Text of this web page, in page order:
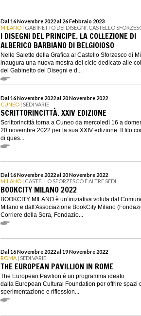
Dal 16 Novembre 2022 al 26 Febbraio 2023
MILANO | GABINETTO DEI DISEGNI, CASTELLO
I DISEGNI DEL PRINCIPE. LA COLLEZIONE DI
ALBERICO BARBIANO DI BELGIOIOSO
Nelle Salette della Grafica al Castello Sforzesco di
inaugura una nuova mostra del ciclo dedicato alle
del Gabinetto dei Disegni e d...
Dal 16 Novembre 2022 al 20 Novembre 2022
CUNEO | SEDI VARIE
SCRITTORINCITTÀ. XXIV EDIZIONE
Scrittorincittà torna a Cuneo da mercoledì 16 a
20 novembre 2022 per la sua XXIV edizione. Il filo
di ques...
Dal 16 Novembre 2022 al 20 Novembre 2022
MILANO | CASTELLO SFORZESCO E ALTRE SEDI
BOOKCITY MILANO 2022
BOOKCITY MILANO è un’iniziativa voluta dal
Milano e dall'Associazione BookCity Milano
Corriere della Sera, Fondazio...
Dal 16 Novembre 2022 al 19 Novembre 2022
ROMA | SEDI VARIE
THE EUROPEAN PAVILLION IN ROME
The European Pavilion è un programma ideato
dalla European Cultural Foundation per offrire spazi
sperimentazione e riflession...